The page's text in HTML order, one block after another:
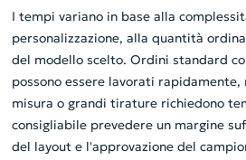
I tempi variano in base alla
personalizzazione, alla quantità
del modello scelto. Ordini standard
possono essere lavorati
misura o grandi tirature richiedono
consigliabile prevedere un margine
del layout e l'approvazione del